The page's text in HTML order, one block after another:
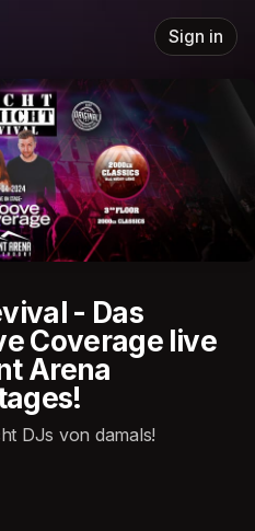
Sign in
- Das
Coverage live
Arena
DJs von damals!